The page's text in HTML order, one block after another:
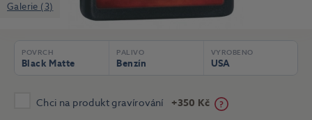
Galerie (3)
POVRCH
Black Matte
PALIVO
Benzín
VYROBENO
USA
Chci na produkt gravírování +350 Kč